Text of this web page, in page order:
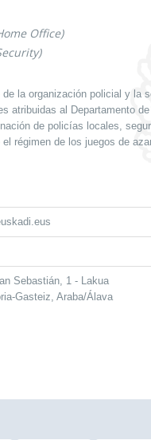
Office)
la organización policial y la
atribuidas al Departamento
de policías locales,
régimen de los juegos de
Sebastián, 1 - Lakua
Gasteiz, Araba/Álava